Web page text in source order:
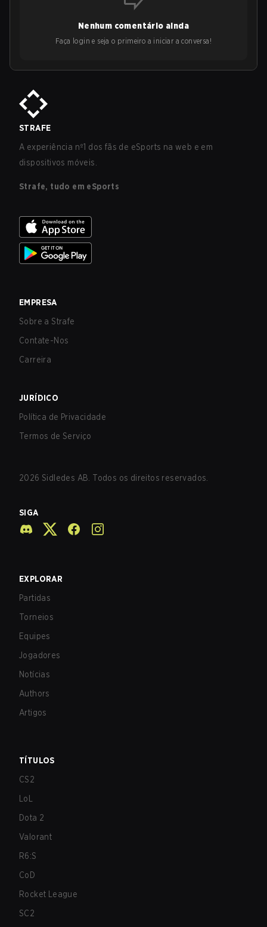
Nenhum comentário ainda
Faça login e seja o primeiro a iniciar a conversa!
STRAFE
A experiência nº1 dos fãs de eSports na web e em
dispositivos móveis.
Strafe, tudo em eSports
EMPRESA
Sobre a Strafe
Contate-Nos
Carreira
JURÍDICO
Política de Privacidade
Termos de Serviço
2026 Sidledes AB. Todos os direitos reservados.
SIGA
EXPLORAR
Partidas
Torneios
Equipes
Jogadores
Notícias
Authors
Artigos
TÍTULOS
CS2
LoL
Dota 2
Valorant
R6:S
CoD
Rocket League
SC2